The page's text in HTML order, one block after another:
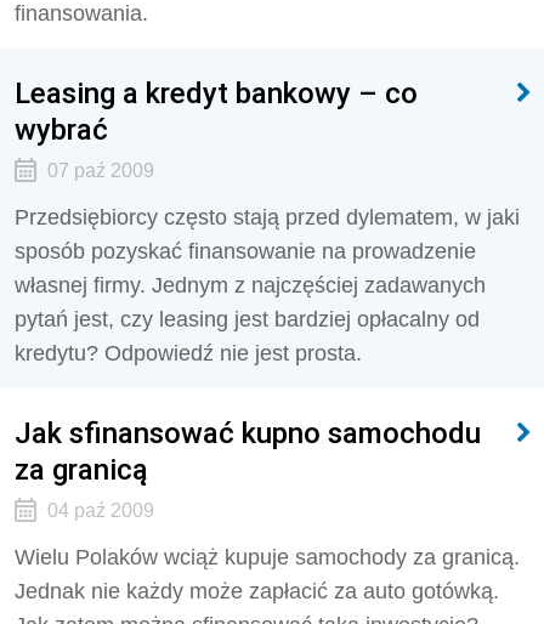
finansowania.
Leasing a kredyt bankowy – co
wybrać
07 paź 2009
Przedsiębiorcy często stają przed dylematem, w jaki
sposób pozyskać finansowanie na prowadzenie
własnej firmy. Jednym z najczęściej zadawanych
pytań jest, czy leasing jest bardziej opłacalny od
kredytu? Odpowiedź nie jest prosta.
Jak sfinansować kupno samochodu
za granicą
04 paź 2009
Wielu Polaków wciąż kupuje samochody za granicą.
Jednak nie każdy może zapłacić za auto gotówką.